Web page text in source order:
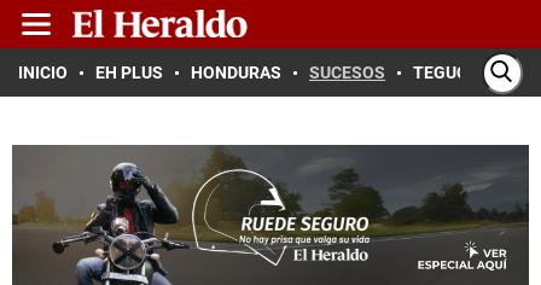
INICIO EH PLUS HONDURAS SUCESOS TEGUCIGALPA